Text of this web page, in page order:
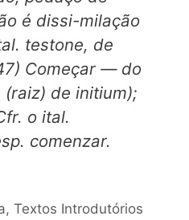
é dissi-milação
testone, de
Começar — do
de initium);
o ital.
comenzar.
,Textos Introdutórios